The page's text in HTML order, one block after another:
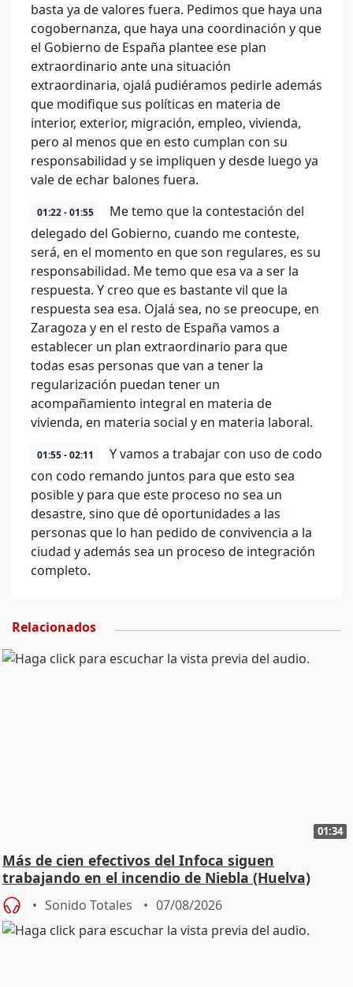
basta ya de valores fuera. Pedimos que haya una
cogobernanza, que haya una coordinación y que
el Gobierno de España plantee ese plan
extraordinario ante una situación
extraordinaria, ojalá pudiéramos pedirle además
que modifique sus políticas en materia de
interior, exterior, migración, empleo, vivienda,
pero al menos que en esto cumplan con su
responsabilidad y se impliquen y desde luego ya
vale de echar balones fuera.
01:22 - 01:55
Me temo que la contestación del
delegado del Gobierno, cuando me conteste,
será, en el momento en que son regulares, es su
responsabilidad. Me temo que esa va a ser la
respuesta. Y creo que es bastante vil que la
respuesta sea esa. Ojalá sea, no se preocupe, en
Zaragoza y en el resto de España vamos a
establecer un plan extraordinario para que
todas esas personas que van a tener la
regularización puedan tener un
acompañamiento integral en materia de
vivienda, en materia social y en materia laboral.
01:55 - 02:11
Y vamos a trabajar con uso de codo
con codo remando juntos para que esto sea
posible y para que este proceso no sea un
desastre, sino que dé oportunidades a las
personas que lo han pedido de convivencia a la
ciudad y además sea un proceso de integración
completo.
Relacionados
01:34
Más de cien efectivos del Infoca siguen
trabajando en el incendio de Niebla (Huelva)
Sonido Totales 07/08/2026